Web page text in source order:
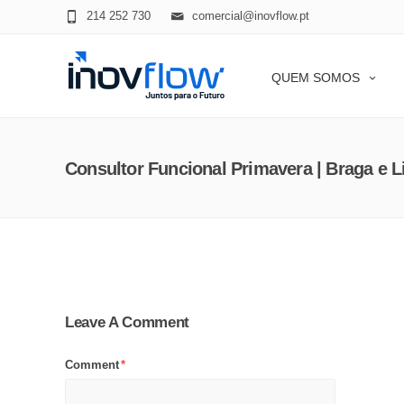
comercial@inovflow.pt
214 252 730
QUEM SOMOS
Consultor Funcional Primavera | Braga e
Leave A Comment
Comment*
modal-check